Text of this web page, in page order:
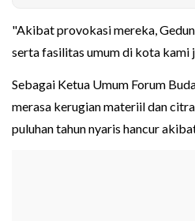
"Akibat provokasi mereka,
serta fasilitas umum di kota kami
Sebagai Ketua Umum Forum
merasa kerugian materiil dan
puluhan tahun nyaris hancur